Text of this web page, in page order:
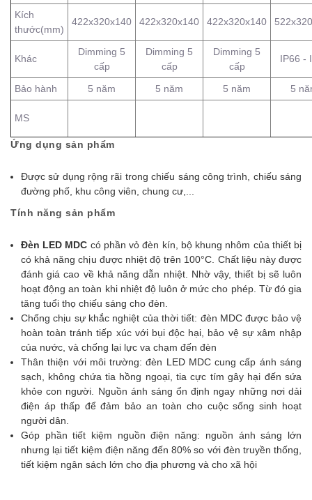
Kích
thước(mm)
422x320x140 422x320x140 422x320x140
Khác
Dimming 5
cấp
Dimming 5
cấp
Dimming 5
cấp
IP66 -
Bảo hành 5 năm 5 năm 5 năm 5
MS
Ứng dụng sản phẩm
Được sử dụng rộng rãi trong chiếu sáng công trình, chiếu sáng
đường phố, khu công viên, chung cư,...
Tính năng sản phẩm
Đèn LED MDC có phần vỏ đèn kín, bộ khung nhôm của thiết bị
có khả năng chịu được nhiệt độ trên 100°C. Chất liệu này được
đánh giá cao về khả năng dẫn nhiệt. Nhờ vậy, thiết bị sẽ luôn
hoạt động an toàn khi nhiệt độ luôn ở mức cho phép. Từ đó gia
tăng tuổi thọ chiếu sáng cho đèn.
Chống chịu sự khắc nghiệt của thời tiết: đèn MDC được bảo vệ
hoàn toàn tránh tiếp xúc với bụi độc hại, bảo vệ sự xâm nhập
của nước, và chống lại lực va chạm đến đèn
Thân thiện với môi trường: đèn LED MDC cung cấp ánh sáng
sạch, không chứa tia hồng ngoại, tia cực tím gây hại đến sứa
khỏe con người. Nguồn ánh sáng ổn định ngay những nơi dải
điện áp thấp để đảm bảo an toàn cho cuộc sống sinh hoạt
người dân.
Góp phần tiết kiệm nguồn điện năng: nguồn ánh sáng lớn
nhưng lại tiết kiệm điện năng đến 80% so với đèn truyền thống,
tiết kiệm ngân sách lớn cho địa phương và cho xã hội